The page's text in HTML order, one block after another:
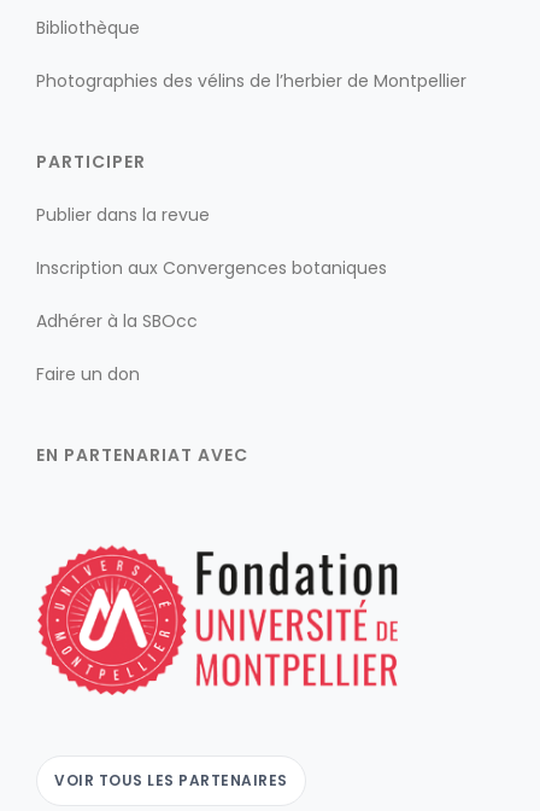
Bibliothèque
Photographies des vélins de l’herbier de Montpellier
PARTICIPER
Publier dans la revue
Inscription aux Convergences botaniques
Adhérer à la SBOcc
Faire un don
EN PARTENARIAT AVEC
VOIR TOUS LES PARTENAIRES